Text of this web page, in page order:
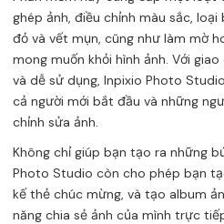
ghép ảnh, điều chỉnh màu sắc,
đỏ và vết mụn, cũng như làm mờ
mong muốn khỏi hình ảnh. Với
và dễ sử dụng, Inpixio Photo
cả người mới bắt đầu và những
chỉnh sửa ảnh.
Không chỉ giúp bạn tạo ra những
Photo Studio còn cho phép bạn
kế thẻ chúc mừng, và tạo album
năng chia sẻ ảnh của mình trực